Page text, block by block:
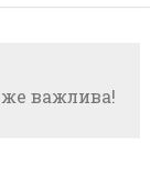
важлива!